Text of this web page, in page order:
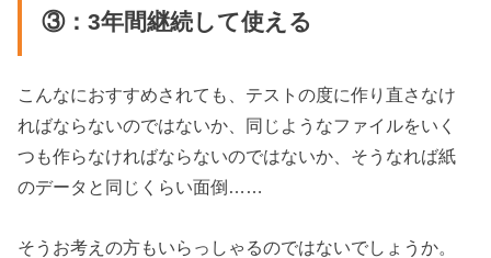
③：3年間継続して使える
こんなにおすすめされても、テストの度に作り直さなけ
ればならないのではないか、同じようなファイルをいく
つも作らなければならないのではないか、そうなれば紙
のデータと同じくらい面倒……
そうお考えの方もいらっしゃるのではないでしょうか。